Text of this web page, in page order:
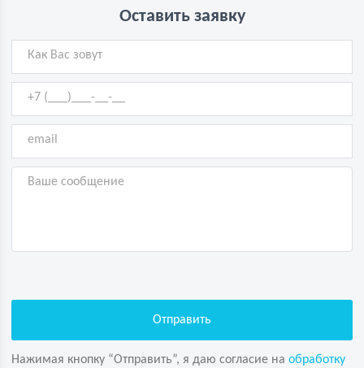
Оставить заявку
Нажимая кнопку “Отправить”, я даю согласие на обработку